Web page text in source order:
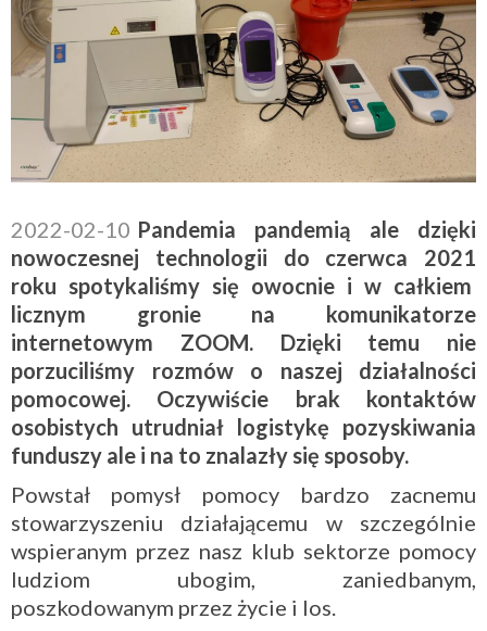
2022-02-10 Pandemia pandemią ale dzięki
nowoczesnej technologii do czerwca 2021
roku spotykaliśmy się owocnie i w całkiem
licznym gronie na komunikatorze
internetowym ZOOM. Dzięki temu nie
porzuciliśmy rozmów o naszej działalności
pomocowej. Oczywiście brak kontaktów
osobistych utrudniał logistykę pozyskiwania
funduszy ale i na to znalazły się sposoby.
Powstał pomysł pomocy bardzo zacnemu
stowarzyszeniu działającemu w szczególnie
wspieranym przez nasz klub sektorze pomocy
ludziom ubogim, zaniedbanym,
poszkodowanym przez życie i los.